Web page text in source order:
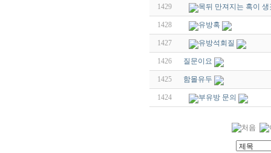
1429 목뒤 만져지는 혹이
1428 유방혹
1427 유방석회질
1426 질문이요
1425 함몰유두
1424 부유방 문의